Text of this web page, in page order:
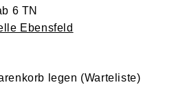
6 TN
Ebensfeld
legen (Warteliste)